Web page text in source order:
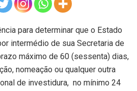
para determinar que o Estado
intermédio de sua Secretaria de
máximo de 60 (sessenta) dias,
nomeação ou qualquer outra
de investidura, no mínimo 24